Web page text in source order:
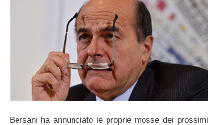
Bersani ha annunciato le proprie mosse dei prossimi